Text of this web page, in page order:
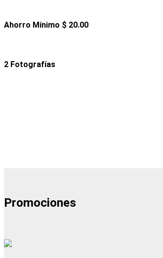
Ahorro Mínimo $ 20.00
2 Fotografías
Promociones